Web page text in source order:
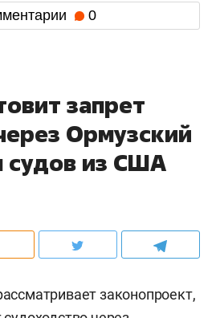
0
запрет
Ормузский
судов из США
законопроект,